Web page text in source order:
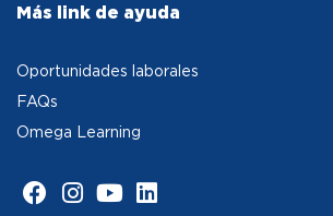
Más link de ayuda
Oportunidades laborales
FAQs
Omega Learning